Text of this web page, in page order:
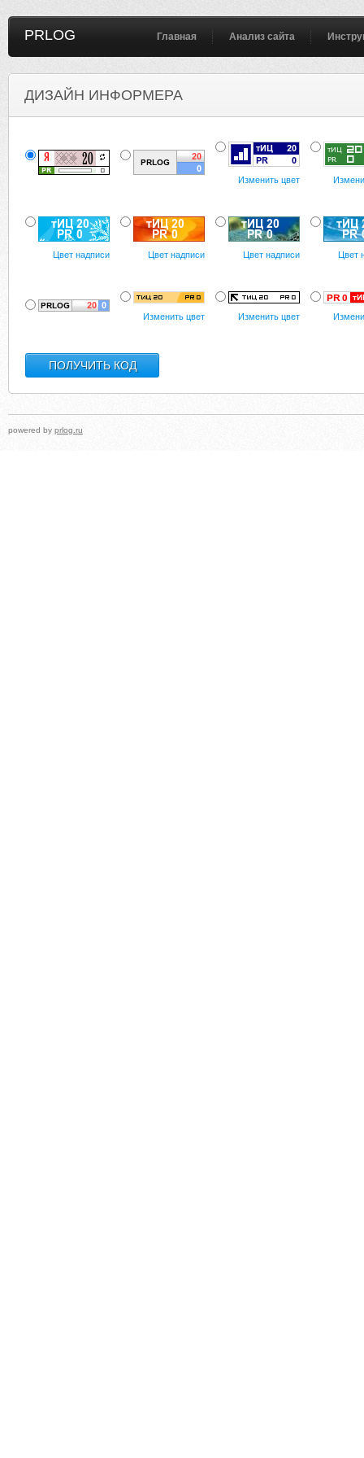
PRLOG Главная Анализ сайта
ДИЗАЙН ИНФОРМЕРА
Изменить цвет
Цвет надписи Цвет надписи Цвет надписи Цвет
Изменить цвет Изменить цвет
powered by prlog.ru